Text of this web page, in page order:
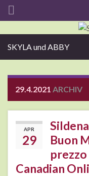
Search for:
SKYLA und ABBY
29.4.2021 ARCHIV
APR
29
Buon
Canadian